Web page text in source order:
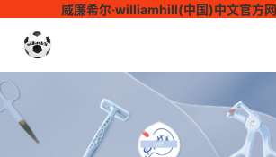
威廉希尔·williamhill(中国)中文官方网